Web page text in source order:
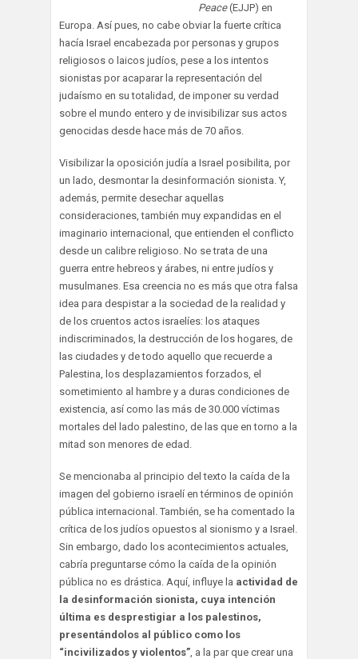
Peace(EJJP) en
Europa. Así pues, no cabe obviar la fuerte crítica
hacía Israel encabezada por personas y grupos
religiosos o laicos judíos, pese a los intentos
sionistas por acaparar la representación del
judaísmo en su totalidad, de imponer su verdad
sobre el mundo entero y de invisibilizar sus actos
genocidas desde hace más de 70 años.
Visibilizar la oposición judía a Israel posibilita, por
un lado, desmontar la desinformación sionista. Y,
además, permite desechar aquellas
consideraciones, también muy expandidas en el
imaginario internacional, que entienden el conflicto
desde un calibre religioso. No se trata de una
guerra entre hebreos y árabes, ni entre judíos y
musulmanes. Esa creencia no es más que otra falsa
idea para despistar a la sociedad de la realidad y
de los cruentos actos israelíes: los ataques
indiscriminados, la destrucción de los hogares, de
las ciudades y de todo aquello que recuerde a
Palestina, los desplazamientos forzados, el
sometimiento al hambre y a duras condiciones de
existencia, así como las más de 30.000 víctimas
mortales del lado palestino, de las que en torno a la
mitad son menores de edad.
Se mencionaba al principio del texto la caída de la
imagen del gobierno israelí en términos de opinión
pública internacional. También, se ha comentado la
crítica de los judíos opuestos al sionismo y a Israel.
Sin embargo, dado los acontecimientos actuales,
cabría preguntarse cómo la caída de la opinión
pública no es drástica. Aquí, influye la actividad de
la desinformación sionista, cuya intención
última es desprestigiar a los palestinos,
presentándolos al público como los
“incivilizados y violentos” , a la par que crear una